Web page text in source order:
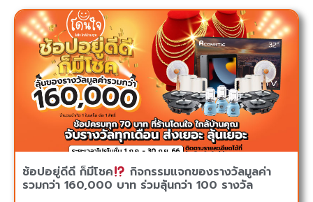
ช้อปอยู่ดีดี ก็มีโชค กิจกรรมแจกของรางวัลมูลค่า
รวมกว่า 160,000 บาท ร่วมลุ้นกว่า 100 รางวัล